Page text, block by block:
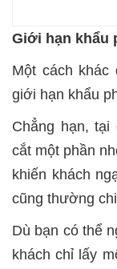
Giới hạn khẩu
Một cách khác
giới hạn khẩu
Chẳng hạn,
cắt một phần
khiến khách
cũng thường
Dù bạn có thể
khách chỉ lấy